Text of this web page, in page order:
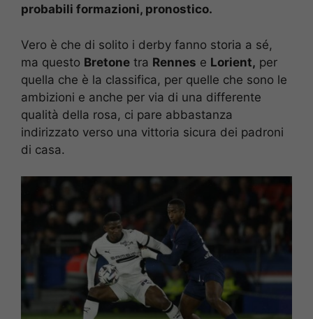
probabili formazioni, pronostico.
Vero è che di solito i derby fanno storia a sé,
ma questo Bretone tra Rennes e Lorient, per
quella che è la classifica, per quelle che sono le
ambizioni e anche per via di una differente
qualità della rosa, ci pare abbastanza
indirizzato verso una vittoria sicura dei padroni
di casa.